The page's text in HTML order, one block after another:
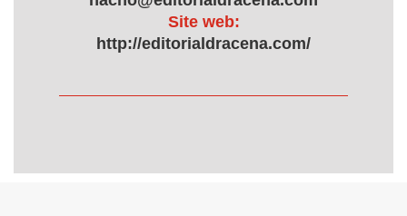
Site web:
http://editorialdracena.com/